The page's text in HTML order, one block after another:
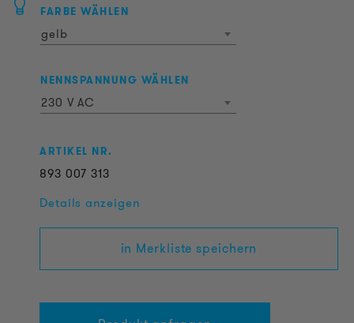
FARBE WÄHLEN
gelb
NENNSPANNUNG WÄHLEN
230 V AC
ARTIKEL NR.
893 007 313
Details anzeigen
in Merkliste speichern